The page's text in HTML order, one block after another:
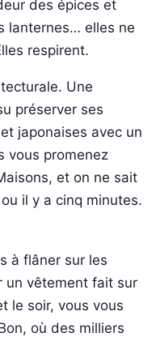
des épices et
lanternes… elles ne
respirent.
Une
préserver ses
japonaises avec un
vous promenez
et on ne sait
il y a cinq minutes.
à flâner sur les
un vêtement fait sur
le soir, vous vous
où des milliers